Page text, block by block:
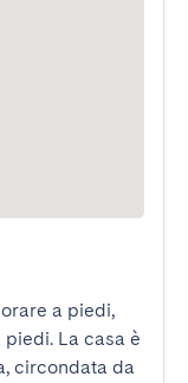
a piedi,
La casa è
circondata da